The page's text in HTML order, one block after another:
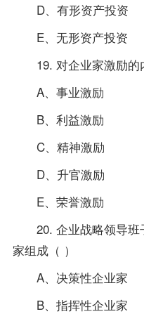
D、有形资产投资
E、无形资产投资
19. 对企业家激励的
A、事业激励
B、利益激励
C、精神激励
D、升官激励
E、荣誉激励
20. 企业战略领导班
家组成（ ）
A、决策性企业家
B、指挥性企业家